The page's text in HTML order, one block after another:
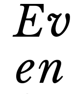
en